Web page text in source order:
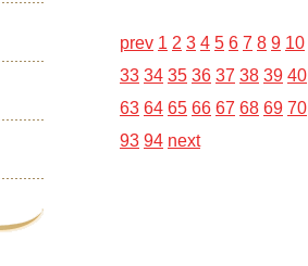
prev 1 2 3 4 5 6 7 8 9 10
33 34 35 36 37 38 39 40
63 64 65 66 67 68 69 70
93 94 next